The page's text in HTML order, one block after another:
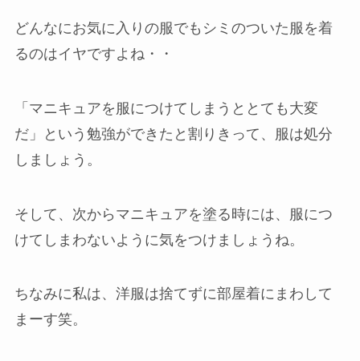
どんなにお気に入りの服でもシミのついた服を着
るのはイヤですよね・・
「マニキュアを服につけてしまうととても大変
だ」という勉強ができたと割りきって、服は処分
しましょう。
そして、次からマニキュアを塗る時には、服につ
けてしまわないように気をつけましょうね。
ちなみに私は、洋服は捨てずに部屋着にまわして
まーす笑。